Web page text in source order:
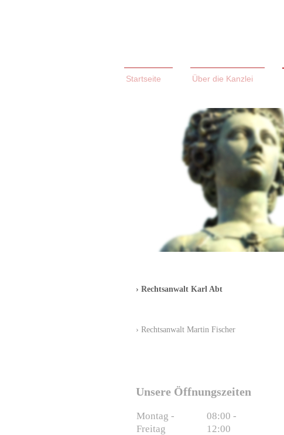
Startseite Über die Kanzlei
Rechtsanwalt Karl Abt
Rechtsanwalt Martin Fischer
Unsere Öffnungszeiten
Montag -
Freitag
08:00 -
12:00